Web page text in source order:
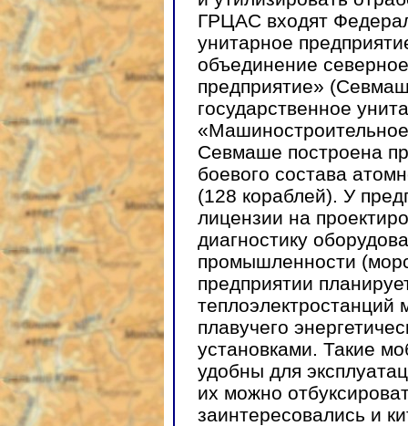
ГРЦАС входят
унитарное
объединение
предприятие»
государственное
Севмаше построена
боевого состава
(128 кораблей). У
лицензии на
диагностику
промышленности
предприятии
плавучего
установками. Такие
удобны для
их можно
заинтересовались и